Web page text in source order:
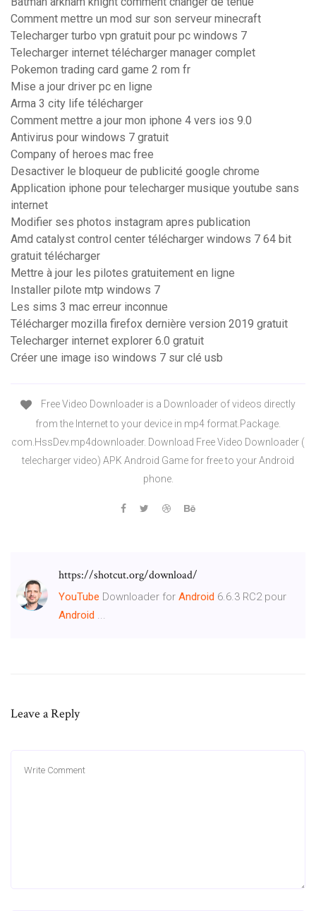
Comment mettre un mod sur son serveur minecraft
Telecharger turbo vpn gratuit pour pc windows 7
Telecharger internet télécharger manager complet
Pokemon trading card game 2 rom fr
Mise a jour driver pc en ligne
Arma 3 city life télécharger
Comment mettre a jour mon iphone 4 vers ios 9.0
Antivirus pour windows 7 gratuit
Company of heroes mac free
Desactiver le bloqueur de publicité google chrome
Application iphone pour telecharger musique youtube sans
internet
Modifier ses photos instagram apres publication
Amd catalyst control center télécharger windows 7 64 bit
gratuit télécharger
Mettre à jour les pilotes gratuitement en ligne
Installer pilote mtp windows 7
Les sims 3 mac erreur inconnue
Télécharger mozilla firefox dernière version 2019 gratuit
Telecharger internet explorer 6.0 gratuit
Créer une image iso windows 7 sur clé usb
Free Video Downloader is a Downloader of videos directly
from the Internet to your device in mp4 format.Package.
com.HssDev.mp4downloader. Download Free Video Downloader (
telecharger video) APK Android Game for free to your Android
phone.
https://shotcut.org/download/
YouTube Downloader for Android 6.6.3 RC2 pour
Android ...
Leave a Reply